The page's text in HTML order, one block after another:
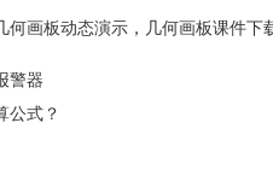
何画板动态演示 ， 几何画板课件下
警器
公式？